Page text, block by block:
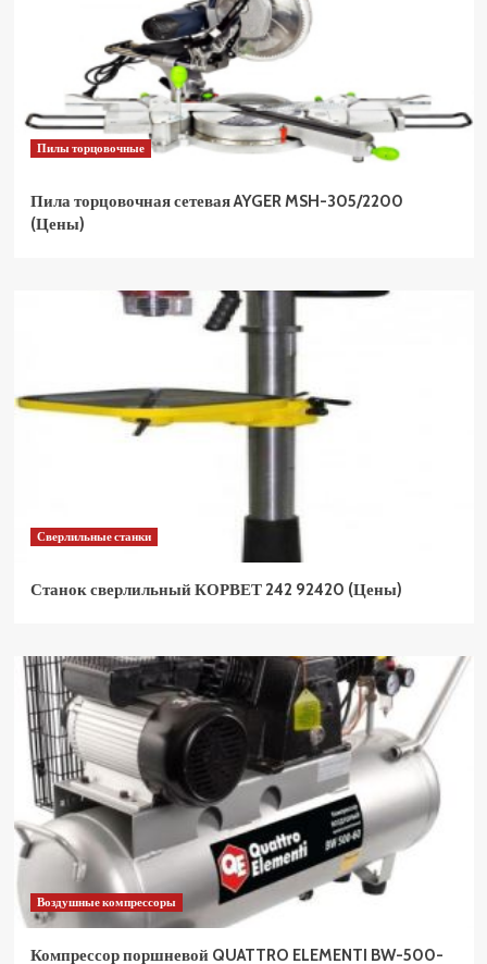
Пилы торцовочные
Пила торцовочная сетевая AYGER MSH-305/2200
(Цены)
Сверлильные станки
Станок сверлильный КОРВЕТ 242 92420 (Цены)
Воздушные компрессоры
Компрессор поршневой QUATTRO ELEMENTI BW-500-